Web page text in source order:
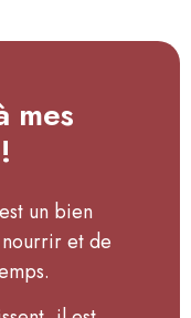
mes
un bien
et de